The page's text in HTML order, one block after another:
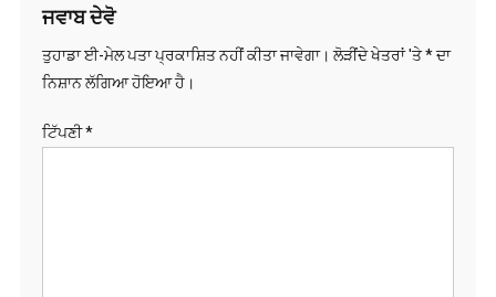
ਜਵਾਬ ਦੇਵੋ
ਤੁਹਾਡਾ ਈ-ਮੇਲ ਪਤਾ ਪ੍ਰਕਾਸ਼ਿਤ ਨਹੀਂ ਕੀਤਾ ਜਾਵੇਗਾ। ਲੋੜੀਂਦੇ ਖੇਤਰਾਂ 'ਤੇ*ਦਾ
ਨਿਸ਼ਾਨ ਲੱਗਿਆ ਹੋਇਆ ਹੈ।
ਟਿੱਪਣੀ*